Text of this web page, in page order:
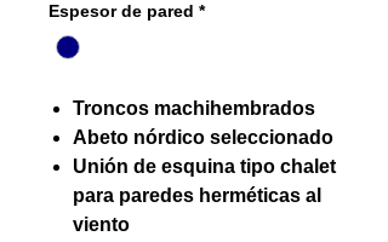
Espesor de pared *
Troncos machihembrados
Abeto nórdico seleccionado
Unión de esquina tipo chalet
para paredes herméticas al
viento